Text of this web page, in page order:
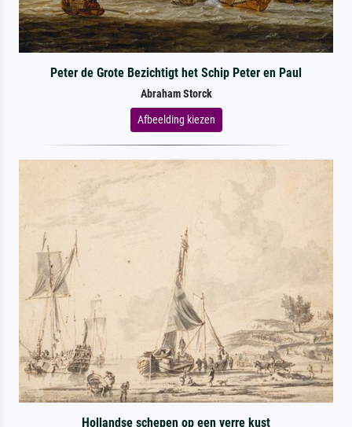
Peter de Grote Bezichtigt het Schip Peter en Paul
Abraham Storck
Afbeelding kiezen
Hollandse schepen op een verre kust